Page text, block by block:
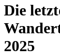
Die
2025